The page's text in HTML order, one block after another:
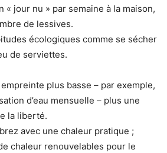
« jour nu » par semaine à la maison,
de lessives.
écologiques comme se sécher
de serviettes.
plus basse – par exemple,
d’eau mensuelle – plus une
la liberté.
avec une chaleur pratique ;
chaleur renouvelables pour le